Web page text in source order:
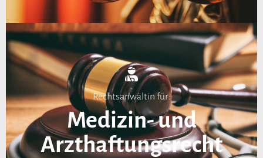
Rechtsanwältin für:
Medizin- und
Arzthaftungsrecht